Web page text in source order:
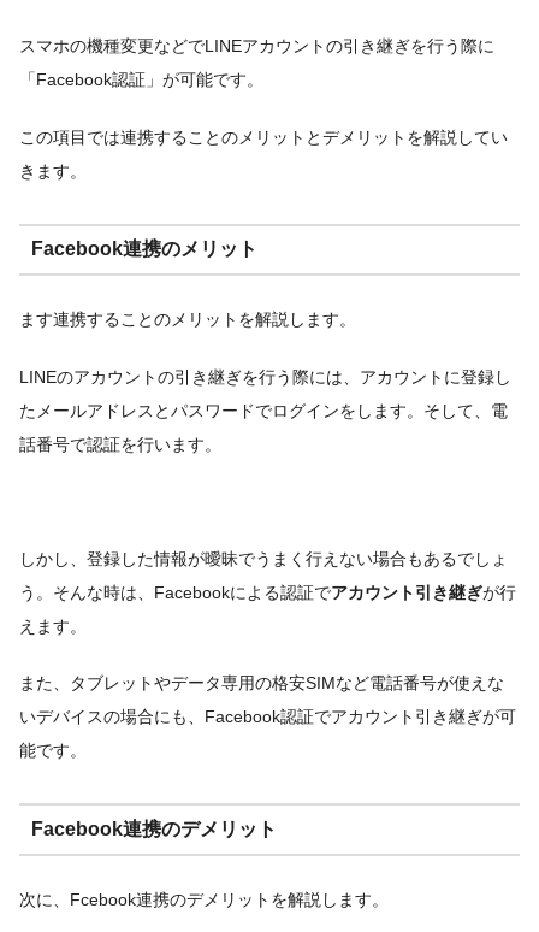
スマホの機種変更などでLINEアカウントの引き継ぎを行う際に
「Facebook認証」が可能です。
この項目では連携することのメリットとデメリットを解説してい
きます。
Facebook連携のメリット
ます連携することのメリットを解説します。
LINEのアカウントの引き継ぎを行う際には、アカウントに登録し
たメールアドレスとパスワードでログインをします。そして、電
話番号で認証を行います。
しかし、登録した情報が曖昧でうまく行えない場合もあるでしょ
う。そんな時は、Facebookによる認証でアカウント引き継ぎが行
えます。
また、タブレットやデータ専用の格安SIMなど電話番号が使えな
いデバイスの場合にも、Facebook認証でアカウント引き継ぎが可
能です。
Facebook連携のデメリット
次に、Fcebook連携のデメリットを解説します。